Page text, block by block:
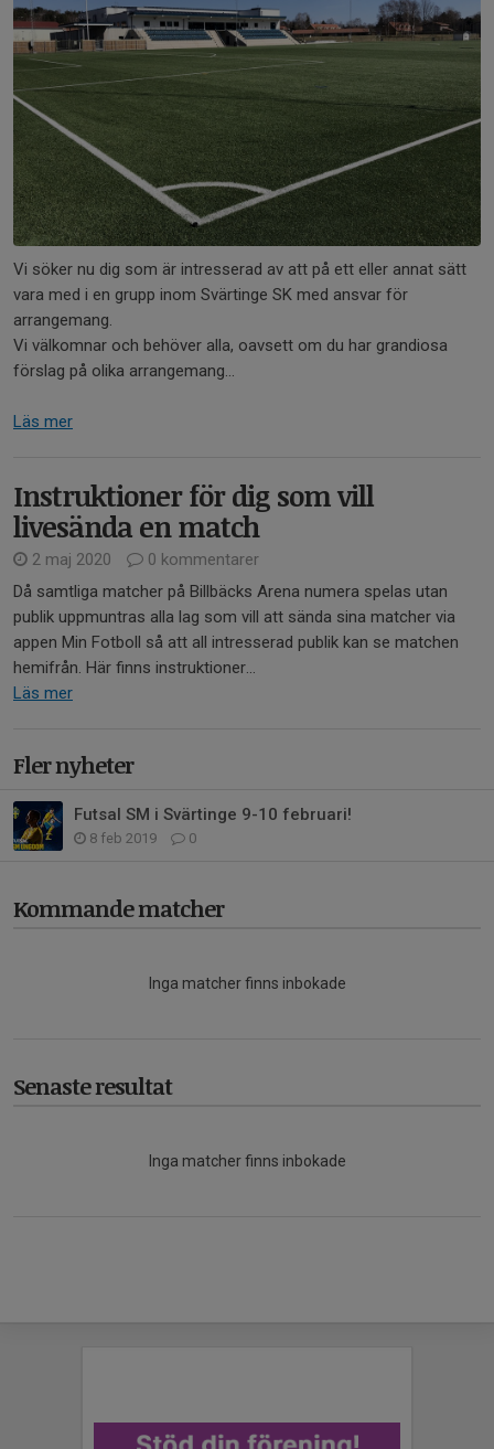
Vi söker nu dig som är intresserad av att på ett eller annat sätt
vara med i en grupp inom Svärtinge SK med ansvar för
arrangemang.
Vi välkomnar och behöver alla, oavsett om du har grandiosa
förslag på olika arrangemang...
Läs mer
Instruktioner för dig som vill
livesända en match
2 maj 2020
0 kommentarer
Då samtliga matcher på Billbäcks Arena numera spelas utan
publik uppmuntras alla lag som vill att sända sina matcher via
appen Min Fotboll så att all intresserad publik kan se matchen
hemifrån. Här finns instruktioner...
Läs mer
Fler nyheter
Futsal SM i Svärtinge 9-10 februari!
8 feb 2019 0
Kommande matcher
Inga matcher finns inbokade
Senaste resultat
Inga matcher finns inbokade